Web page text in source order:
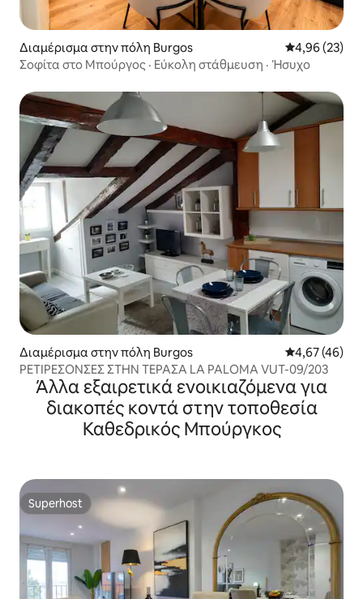
Διαμέρισμα στην πόλη Burgos Μέση
4,96 (23)
Σοφίτα στο Μπούργος · Εύκολη στάθμευση · Ήσυχο
Διαμέρισμα στην πόλη Burgos Μέση
4,67 (46)
ΡΕΤΙΡΕΣΟΝΣΕΣ ΣΤΗΝ ΤΕΡΑΣΑ LA PALOMA VUT-09/203
Άλλα εξαιρετικά ενοικιαζόμενα για
διακοπές κοντά στην τοποθεσία
Καθεδρικός Μπούργκος
Superhost
Superhost